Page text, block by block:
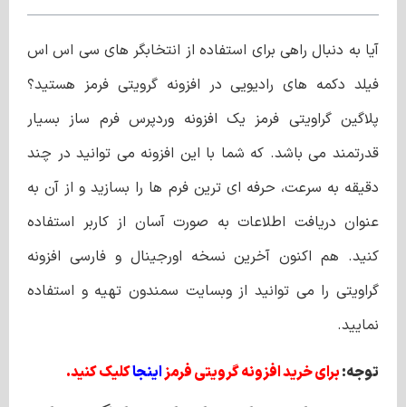
آیا به دنبال راهی برای استفاده از انتخابگر های سی اس اس
فیلد دکمه‌ های رادیویی در افزونه گرویتی فرمز هستید؟
پلاگین گراویتی فرمز یک افزونه وردپرس فرم ساز بسیار
قدرتمند‌ می باشد. که شما با این افزونه می توانید در چند
دقیقه به سرعت، حرفه ای ترین فرم ها را بسازید و از آن به
عنوان دریافت اطلاعات به صورت آسان از کاربر استفاده
کنید. هم اکنون آخرین نسخه اورجینال و فارسی افزونه
گراویتی را می توانید از وبسایت سمندون تهیه و استفاده
نمایید.
توجه:برای خرید افزونه گرویتی فرمزاینجاکلیک کنید.